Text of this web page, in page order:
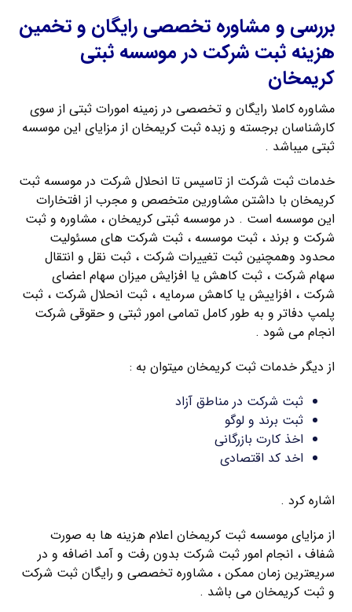
بررسی و مشاوره تخصصی رایگان و تخمین
هزینه ثبت شرکت در موسسه ثبتی
کریمخان
مشاوره کاملا رایگان و تخصصی در زمینه امورات ثبتی از سوی
کارشناسان برجسته و زبده ثبت کریمخان از مزایای این موسسه
ثبتی میباشد .
خدمات ثبت شرکت از تاسیس تا انحلال شرکت در موسسه ثبت
کریمخان با داشتن مشاورین متخصص و مجرب از افتخارات
این موسسه است . در موسسه ثبتی کریمخان ، مشاوره و ثبت
شرکت و برند ، ثبت موسسه ، ثبت شرکت های مسئولیت
محدود وهمچنین ثبت تغییرات شرکت ، ثبت نقل و انتقال
سهام شرکت ، ثبت کاهش یا افزایش میزان سهام اعضای
شرکت ، افزاییش یا کاهش سرمایه ، ثبت انحلال شرکت ، ثبت
پلمپ دفاتر و به طور کامل تمامی امور ثبتی و حقوقی شرکت
انجام می شود .
از دیگر خدمات ثبت کریمخان میتوان به :
ثبت شرکت در مناطق آزاد
ثبت برند و لوگو
اخذ کارت بازرگانی
اخد کد اقتصادی
اشاره کرد .
از مزایای موسسه ثبت کریمخان اعلام هزینه ها به صورت
شفاف ، انجام امور ثبت شرکت بدون رفت و آمد اضافه و در
سریعترین زمان ممکن ، مشاوره تخصصی و رایگان ثبت شرکت
و ثبت کریمخان می باشد .